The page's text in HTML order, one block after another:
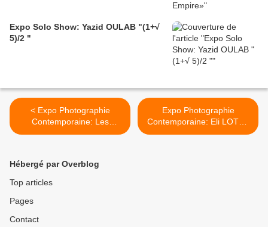
Expo Solo Show: Yazid OULAB "(1+√
5)/2 "
< Expo Photographie
Contemporaine: Les
Rencontres de Bernard
Expo Photographie
Contemporaine: Eli LOTAR
(1905 - 1969) >
Hébergé par Overblog
Top articles
Pages
Contact